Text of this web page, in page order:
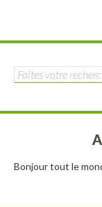
Rechercher :
Bonjour tout le